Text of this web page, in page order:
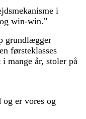
i
win-win."
grundlægger
førsteklasses
mange år, stoler på
er vores og